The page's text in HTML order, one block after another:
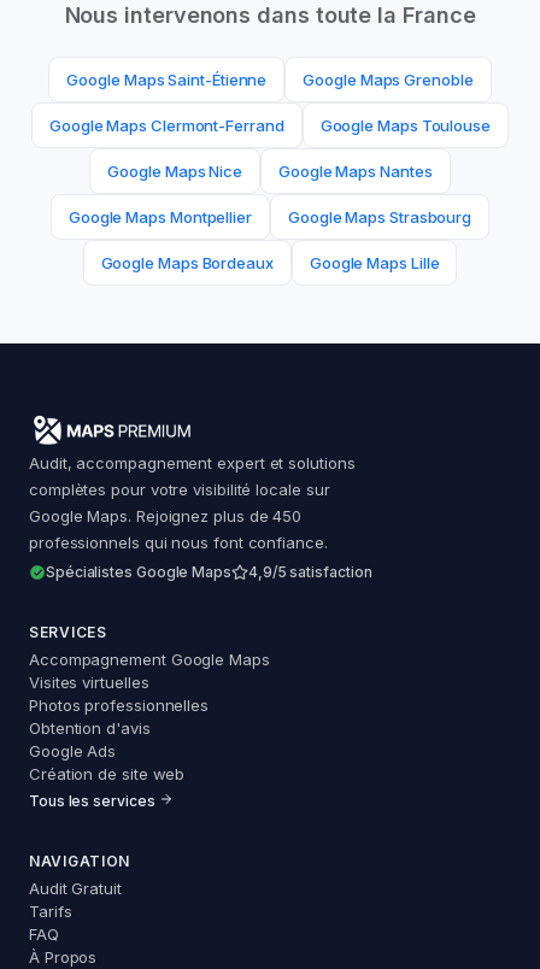
Nous intervenons dans toute la France
Google MapsSaint-Étienne Google MapsGrenoble
Google Maps Clermont-Ferrand Google Maps Toulouse
Google MapsNice Google MapsNantes
Google Maps Montpellier Google Maps Strasbourg
Google Maps Bordeaux Google Maps Lille
Audit, accompagnement expert et solutions
complètes pour votre visibilité locale sur
Google Maps. Rejoignez plus de 450
professionnels qui nous font confiance.
Spécialistes Google Maps 4,9/5 satisfaction
SERVICES
Accompagnement Google Maps
Visites virtuelles
Photos professionnelles
Obtention d'avis
Google Ads
Création de site web
Tous les services
NAVIGATION
Audit Gratuit
Tarifs
FAQ
À Propos